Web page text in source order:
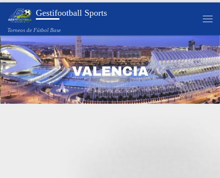
Saltar al contenidoGestifootball Sports
Torneos de Fútbol Base